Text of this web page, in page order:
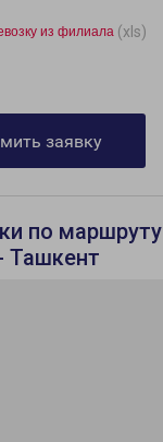
из филиала (xls)
заявку
по маршруту
Ташкент